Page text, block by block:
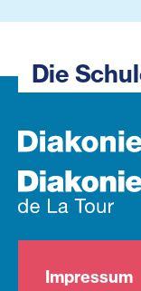
Die
Impressum